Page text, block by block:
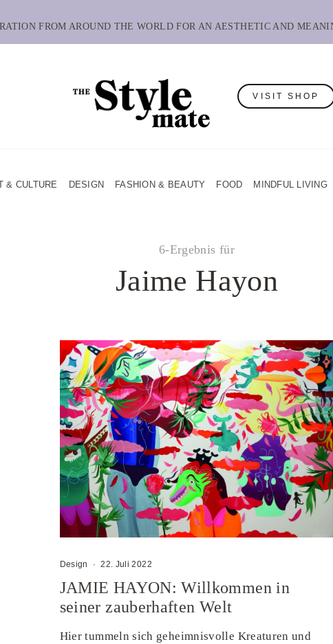
FROM AROUND THE WORLD FOR AN AESTHETIC AND
VISIT SHOP
& CULTURE DESIGN FASHION & BEAUTY FOOD MINDFUL LIVING
6-Ergebnis für
Jaime Hayon
Design · 22. Juli 2022
JAMIE HAYON: Willkommen in
seiner zauberhaften Welt
Hier tummeln sich geheimnisvolle Kreaturen und